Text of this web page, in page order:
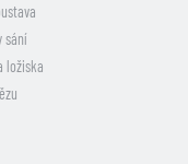
sání
ložiska